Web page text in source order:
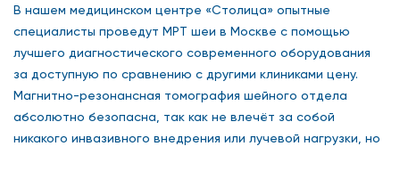
В нашем медицинском центре «Столица» опытные
специалисты проведут МРТ шеи в Москве с помощью
лучшего диагностического современного оборудования
за доступную по сравнению с другими клиниками цену.
Магнитно-резонансная томография шейного отдела
абсолютно безопасна, так как не влечёт за собой
никакого инвазивного внедрения или лучевой нагрузки, но